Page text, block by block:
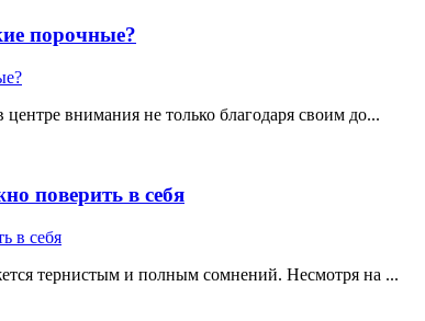
порочные?
внимания не только благодаря своим до...
поверить в себя
тернистым и полным сомнений. Несмотря на ...